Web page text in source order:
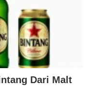
Dari Malt